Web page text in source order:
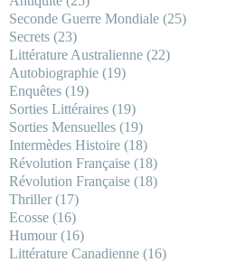
Seconde Guerre Mondiale (25)
Secrets (23)
Littérature Australienne (22)
Autobiographie (19)
Enquêtes (19)
Sorties Littéraires (19)
Sorties Mensuelles (19)
Intermèdes Histoire (18)
Révolution Française (18)
Révolution Française (18)
Thriller(17)
Ecosse (16)
Humour(16)
Littérature Canadienne (16)